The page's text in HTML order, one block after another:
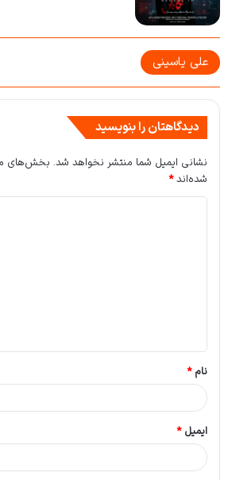
علی یاسینی
دیدگاهتان را بنویسید
نشانی ایمیل شما منتشر نخواهد شد. بخش‌های
شده‌اند*
*
نام*
ایمیل*